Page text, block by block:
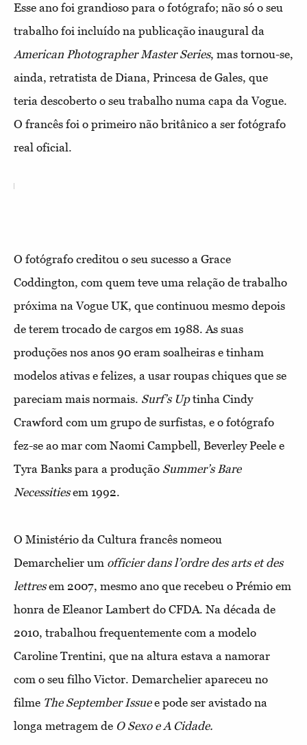
Esse ano foi grandioso para o fotógrafo; não só o seu
trabalho foi incluído na publicação inaugural da
American Photographer Master Series, mas tornou-se,
ainda, retratista de Diana, Princesa de Gales, que
teria descoberto o seu trabalho numa capa da Vogue.
O francês foi o primeiro não britânico a ser fotógrafo
real oficial.
O fotógrafo creditou o seu sucesso a Grace
Coddington, com quem teve uma relação de trabalho
próxima na Vogue UK, que continuou mesmo depois
de terem trocado de cargos em 1988. As suas
produções nos anos 90 eram soalheiras e tinham
modelos ativas e felizes, a usar roupas chiques que se
pareciam mais normais. Surf’s Uptinha Cindy
Crawford com um grupo de surfistas, e o fotógrafo
fez-se ao mar com Naomi Campbell, Beverley Peele e
Tyra Banks para a produção Summer’s Bare
Necessitiesem 1992.
O Ministério da Cultura francês nomeou
Demarchelier um officier dans l’ordre des arts et des
lettresem 2007, mesmo ano que recebeu o Prémio em
honra de Eleanor Lambert do CFDA. Na década de
2010, trabalhou frequentemente com a modelo
Caroline Trentini, que na altura estava a namorar
com o seu filho Victor. Demarchelier apareceu no
filme The September Issuee pode ser avistado na
longa metragem de O Sexo e A Cidade.